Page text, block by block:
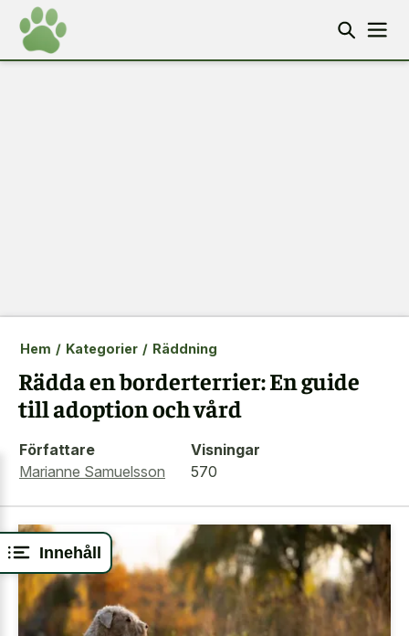
Innehåll
Hem / Kategorier / Räddning
Rädda en borderterrier: En guide
till adoption och vård
Författare
Marianne Samuelsson
Visningar
570